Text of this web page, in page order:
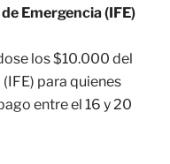
Emergencia (IFE)
los $10.000 del
para quienes
entre el 16 y 20